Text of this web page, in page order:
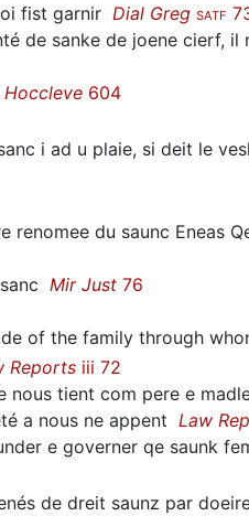
fist garnir Dial Greg SATF
de sanke de joene cierf, il
Hoccleve 604
i ad u plaie, si deit le
renomee du saunc Eneas
Mir Just 76
of the family through
Reports iii 72
tient com pere e
a nous ne appent Law
e governer qe saunk
de dreit saunz par